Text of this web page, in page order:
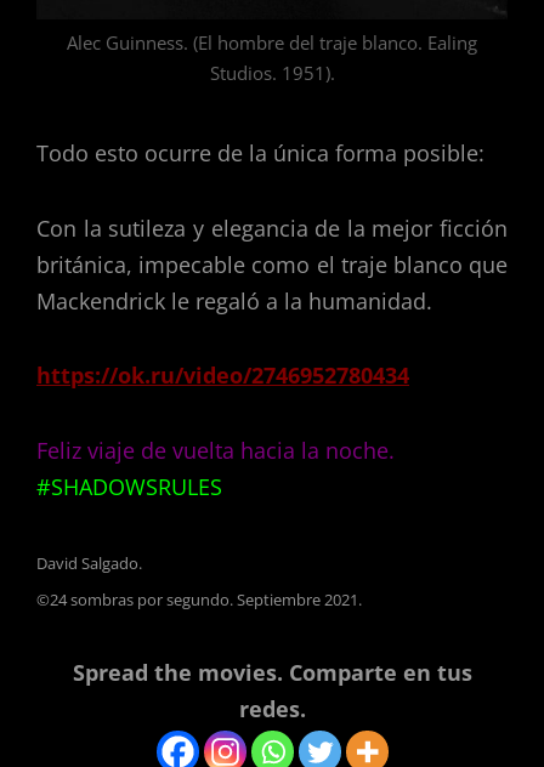
Alec Guinness. (El hombre del traje blanco. Ealing
Studios. 1951).
Todo esto ocurre de la única forma posible:
Con la sutileza y elegancia de la mejor ficción
británica, impecable como el traje blanco que
Mackendrick le regaló a la humanidad.
https://ok.ru/video/2746952780434
Feliz viaje de vuelta hacia la noche.
#SHADOWSRULES
David Salgado.
©24 sombras por segundo. Septiembre 2021.
Spread the movies. Comparte en tus
redes.